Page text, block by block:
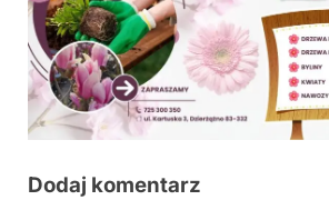
Dodaj komentarz